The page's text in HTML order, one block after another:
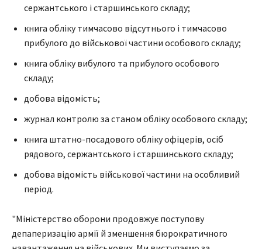
сержантського і старшинського складу;
книга обліку тимчасово відсутнього і тимчасово
прибулого до військової частини особового складу;
книга обліку вибулого та прибулого особового
складу;
добова відомість;
журнал контролю за станом обліку особового складу;
книга штатно-посадового обліку офіцерів, осіб
рядового, сержантського і старшинського складу;
добова відомість військової частини на особливий
період.
"Міністерство оборони продовжує поступову
депаперизацію армії й зменшення бюрократичного